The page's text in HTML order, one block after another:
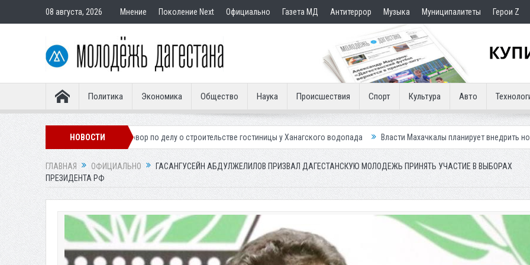
08 августа, 2026 Мнение Поколение Next Официально Газета МД Антитеррор Музыка Муниципалитеты Герои Z
Политика Экономика Общество Наука Происшествия Спорт Культура Авто
НОВОСТИ
Вынесен приговор по делу о строительстве гостиницы у Ханагского водопада Власти Махачкалы планирует внедрить новую систему для
ГЛАВНАЯ ОФИЦИАЛЬНО
ГАСАНГУСЕЙН АБДУЛЖЕЛИЛОВ ПРИЗВАЛ ДАГЕСТАНСКУЮ МОЛОДЕЖЬ ПРИНЯТЬ УЧАСТИЕ В ВЫБОРАХ
ПРЕЗИДЕНТА РФ